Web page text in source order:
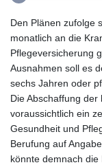
Den Plänen zufolge
monatlich an die
Pflegeversicherung
Ausnahmen soll es
sechs Jahren oder
Die Abschaffung
voraussichtlich ein
Gesundheit und
Berufung auf
könnte demnach